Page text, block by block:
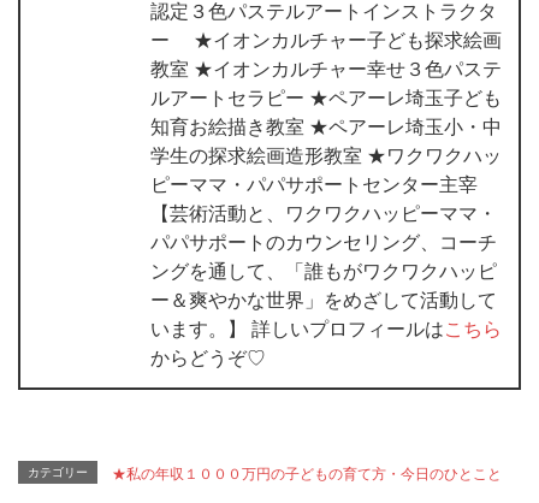
認定３色パステルアートインストラクタ
ー ★イオンカルチャー子ども探求絵画
教室 ★イオンカルチャー幸せ３色パステ
ルアートセラピー ★ペアーレ埼玉子ども
知育お絵描き教室 ★ペアーレ埼玉小・中
学生の探求絵画造形教室 ★ワクワクハッ
ピーママ・パパサポートセンター主宰
【芸術活動と、ワクワクハッピーママ・
パパサポートのカウンセリング、コーチ
ングを通して、「誰もがワクワクハッピ
ー＆爽やかな世界」をめざして活動して
います。】 詳しいプロフィールはこちら
からどうぞ♡
カテゴリー ★私の年収１０００万円の子どもの育て方・今日のひとこと